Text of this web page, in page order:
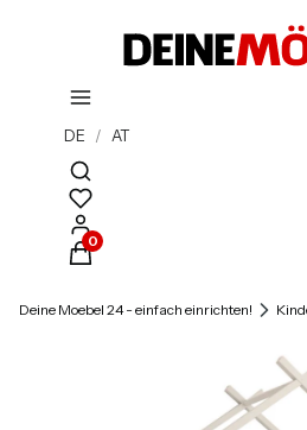
DE / AT
Suchmaschine öffnen
Produkte im Warenkorb: 0.
Deine Moebel 24 - einfach einrichten!